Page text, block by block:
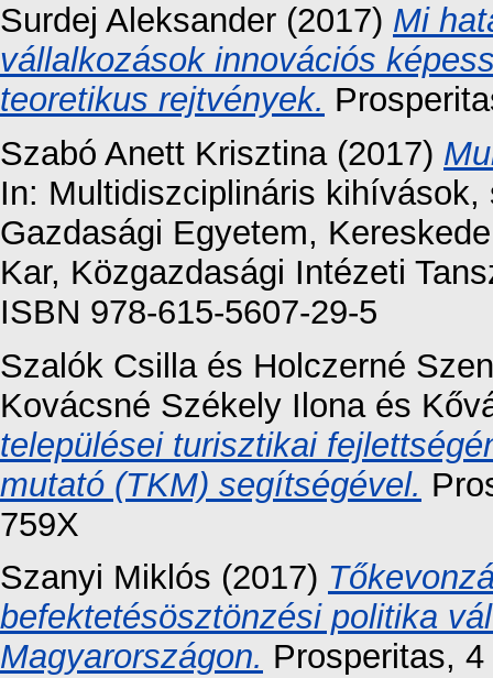
Surdej Aleksander (2017) Mi
vállalkozások innovációs
teoretikus rejtvények.
Szabó Anett Krisztina(2017)
In: Multidiszciplináris
Gazdasági Egyetem,
Kar, Közgazdasági Intézeti
ISBN 978-615-5607-29-5
Szalók Csillaés Holczerné
Kovácsné Székely Ilonaés
települései turisztikai
mutató (TKM) segítségével.
759X
Szanyi Miklós (2017)
befektetésösztönzési politika
Magyarországon. Prosperitas,